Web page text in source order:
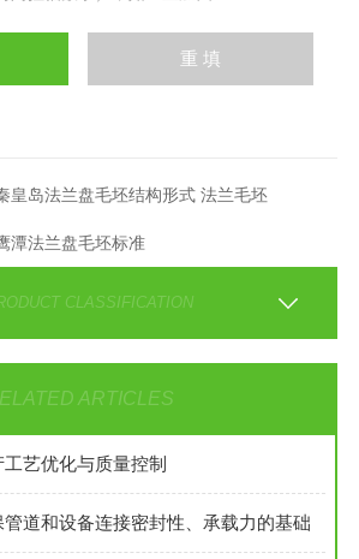
皇岛法兰盘毛坯结构形式 法兰毛坯
潭法兰盘毛坯标准
CLASSIFICATION
ARTICLES
艺优化与质量控制
道和设备连接密封性、承载力的基础